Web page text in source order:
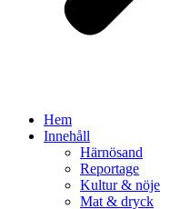
Hem
Innehåll
Härnösand
Reportage
Kultur & nöje
Mat & dryck